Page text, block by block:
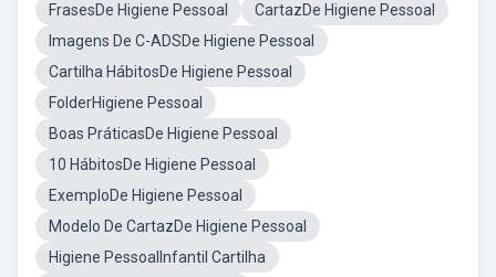
FrasesDe Higiene Pessoal
CartazDe Higiene Pessoal
Imagens De C-ADSDe Higiene Pessoal
Cartilha HábitosDe Higiene Pessoal
FolderHigiene Pessoal
Boas PráticasDe Higiene Pessoal
10 HábitosDe Higiene Pessoal
ExemploDe Higiene Pessoal
Modelo De CartazDe Higiene Pessoal
Higiene PessoalInfantil Cartilha